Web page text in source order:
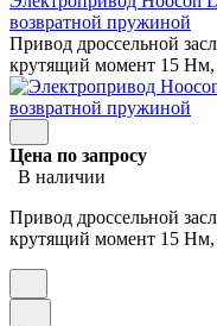
возвратной пружиной
Привод дроссельной
крутящий момент 15
Цена по запросу
В наличии
Привод дроссельной
крутящий момент 15